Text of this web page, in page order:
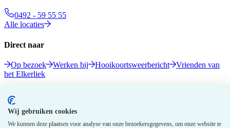
Wij gebruiken cookies
We kunnen deze plaatsen voor analyse van onze bezoekersgegevens, om onze website te
0492 - 59 55 55
Alle locaties
Direct naar
Op bezoek Werken bij Hooikoortsweerbericht
Vrienden van
het Elkerliek
Volg ons